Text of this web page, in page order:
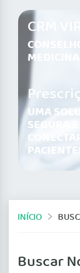
CRM
MEDICINA
UMA
SEGURA
INÍCIO
Buscar